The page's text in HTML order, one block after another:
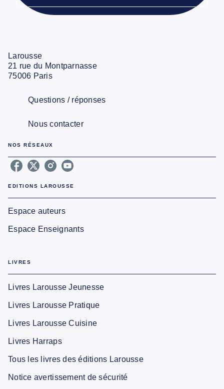
Larousse
21 rue du Montparnasse
75006 Paris
Questions / réponses
Nous contacter
NOS RÉSEAUX
EDITIONS LAROUSSE
Espace auteurs
Espace Enseignants
LIVRES
Livres Larousse Jeunesse
Livres Larousse Pratique
Livres Larousse Cuisine
Livres Harraps
Tous les livres des éditions Larousse
Notice avertissement de sécurité